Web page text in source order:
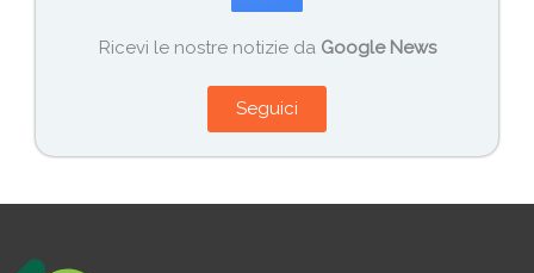
Ricevi le nostre notizie da Google News
Seguici